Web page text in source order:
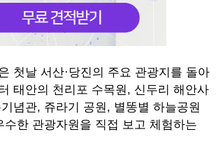
첫날 서산·당진의 주요 관광지를 돌아
태안의 천리포 수목원, 신두리 해안사
념관, 쥬라기 공원, 별똥별 하늘공원
수한 관광자원을 직접 보고 체험하는